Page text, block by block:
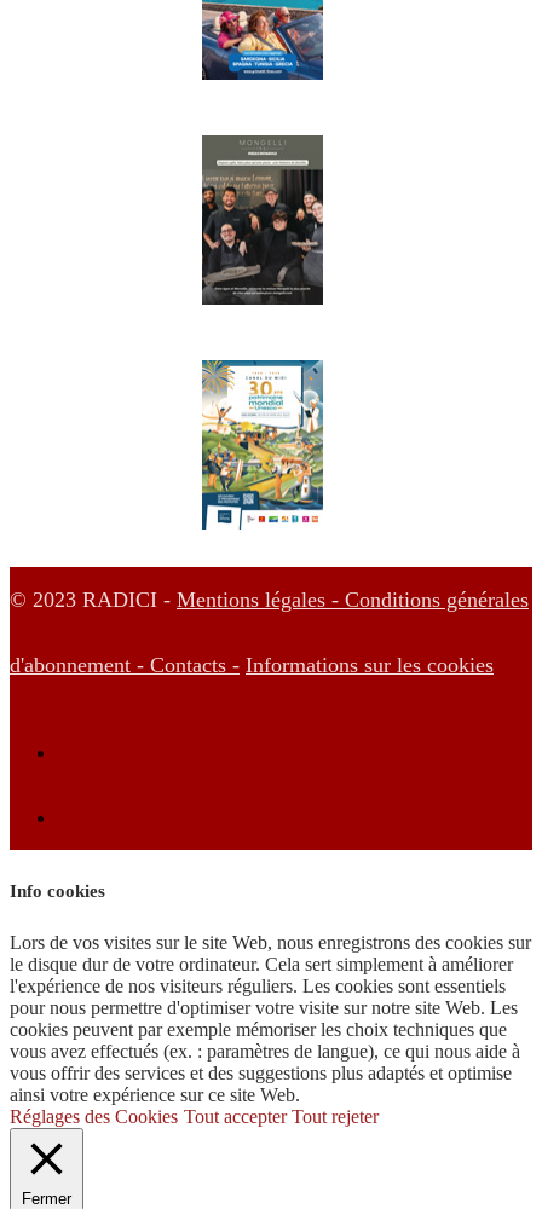
© 2023 RADICI - Mentions légales - Conditions générales
d'abonnement - Contacts - Informations sur les cookies
Info cookies
Lors de vos visites sur le site Web, nous enregistrons des cookies sur
le disque dur de votre ordinateur. Cela sert simplement à améliorer
l'expérience de nos visiteurs réguliers. Les cookies sont essentiels
pour nous permettre d'optimiser votre visite sur notre site Web. Les
cookies peuvent par exemple mémoriser les choix techniques que
vous avez effectués (ex. : paramètres de langue), ce qui nous aide à
vous offrir des services et des suggestions plus adaptés et optimise
ainsi votre expérience sur ce site Web.
Réglages des Cookies Tout accepter Tout rejeter
Fermer